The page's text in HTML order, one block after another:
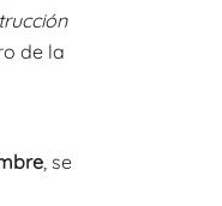
de la
, se